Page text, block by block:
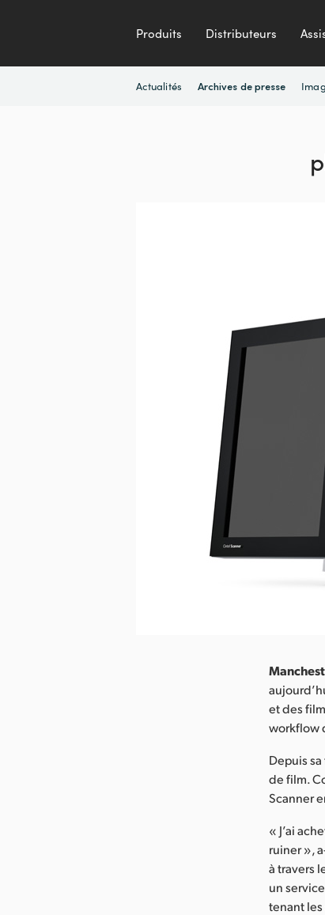
Produits Distributeurs
Actualités Archives de presse
et des
workflow
Depuis
de film.
Scanner
« J’ai
ruiner »,
à travers
un
tenant